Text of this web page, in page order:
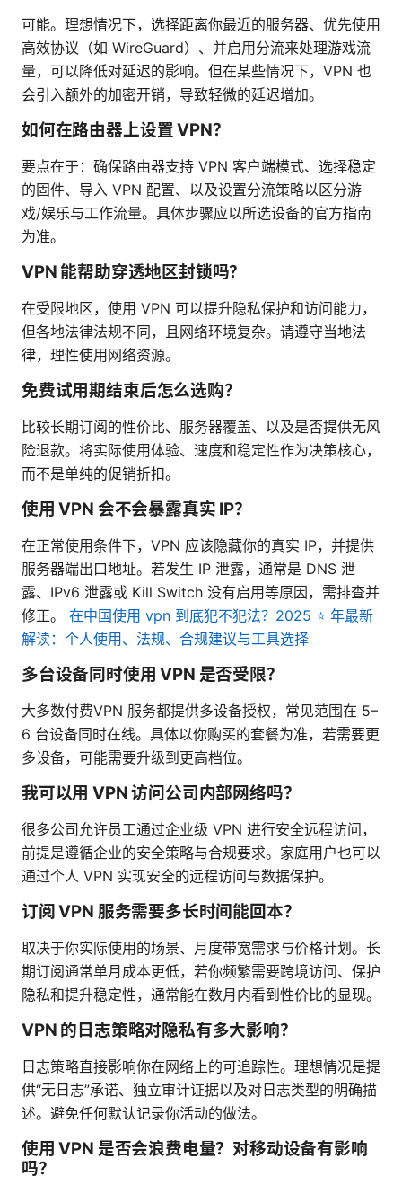
可能。理想情况下，选择距离你最近的服务器、优先使用
高效协议（如 WireGuard）、并启用分流来处理游戏流
量，可以降低对延迟的影响。但在某些情况下，VPN 也
会引入额外的加密开销，导致轻微的延迟增加。
如何在路由器上设置 VPN？
要点在于：确保路由器支持 VPN 客户端模式、选择稳定
的固件、导入 VPN 配置、以及设置分流策略以区分游
戏/娱乐与工作流量。具体步骤应以所选设备的官方指南
为准。
VPN 能帮助穿透地区封锁吗？
在受限地区，使用 VPN 可以提升隐私保护和访问能力，
但各地法律法规不同，且网络环境复杂。请遵守当地法
律，理性使用网络资源。
免费试用期结束后怎么选购？
比较长期订阅的性价比、服务器覆盖、以及是否提供无风
险退款。将实际使用体验、速度和稳定性作为决策核心，
而不是单纯的促销折扣。
使用 VPN 会不会暴露真实 IP？
在正常使用条件下，VPN 应该隐藏你的真实 IP，并提供
服务器端出口地址。若发生 IP 泄露，通常是 DNS 泄
露、IPv6 泄露或 Kill Switch 没有启用等原因，需排查并
修正。 在中国使用 vpn 到底犯不犯法？2025 ⭐ 年最新
解读：个人使用、法规、合规建议与工具选择
多台设备同时使用 VPN 是否受限？
大多数付费VPN 服务都提供多设备授权，常见范围在 5–
6 台设备同时在线。具体以你购买的套餐为准，若需要更
多设备，可能需要升级到更高档位。
我可以用 VPN 访问公司内部网络吗？
很多公司允许员工通过企业级 VPN 进行安全远程访问，
前提是遵循企业的安全策略与合规要求。家庭用户也可以
通过个人 VPN 实现安全的远程访问与数据保护。
订阅 VPN 服务需要多长时间能回本？
取决于你实际使用的场景、月度带宽需求与价格计划。长
期订阅通常单月成本更低，若你频繁需要跨境访问、保护
隐私和提升稳定性，通常能在数月内看到性价比的显现。
VPN 的日志策略对隐私有多大影响？
日志策略直接影响你在网络上的可追踪性。理想情况是提
供“无日志”承诺、独立审计证据以及对日志类型的明确描
述。避免任何默认记录你活动的做法。
使用 VPN 是否会浪费电量？对移动设备有影响
吗？